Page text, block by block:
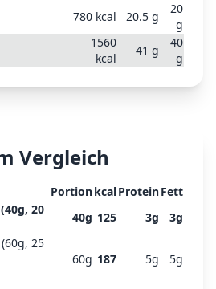
780 kcal 20.5 g
20
g
1560
kcal
41 g
40
g
Vergleich
PortionkcalProteinFett
20
40g 125 3g 3g
25
60g 187 5g 5g